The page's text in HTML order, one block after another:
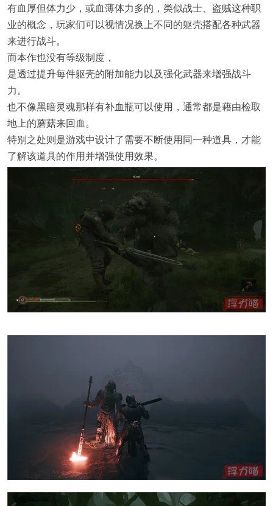
有血厚但体力少，或血薄体力多的，类似战士、盗贼这种职
业的概念，玩家们可以视情况换上不同的躯壳搭配各种武器
来进行战斗。
而本作也没有等级制度，
是透过提升每件躯壳的附加能力以及强化武器来增强战斗
力。
也不像黑暗灵魂那样有补血瓶可以使用，通常都是藉由检取
地上的蘑菇来回血。
特别之处则是游戏中设计了需要不断使用同一种道具，才能
了解该道具的作用并增强使用效果。